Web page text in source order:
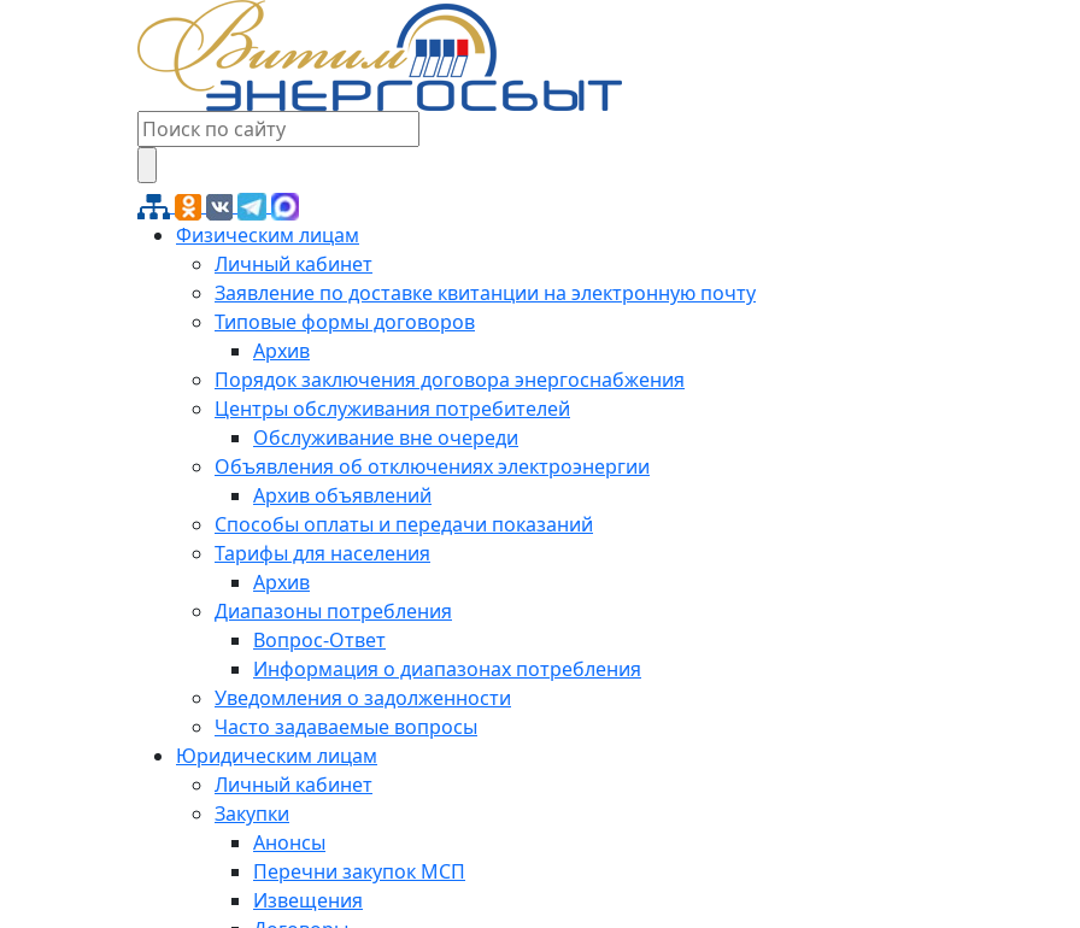
Физическим лицам
Личный кабинет
Заявление по доставке квитанции на электронную почту
Типовые формы договоров
Архив
Порядок заключения договора энергоснабжения
Центры обслуживания потребителей
Обслуживание вне очереди
Объявления об отключениях электроэнергии
Архив объявлений
Способы оплаты и передачи показаний
Тарифы для населения
Архив
Диапазоны потребления
Вопрос-Ответ
Информация о диапазонах потребления
Уведомления о задолженности
Часто задаваемые вопросы
Юридическим лицам
Личный кабинет
Закупки
Анонсы
Перечни закупок МСП
Извещения